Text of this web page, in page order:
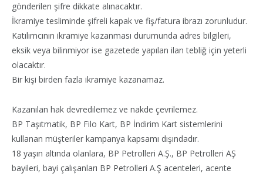
gönderilen şifre dikkate alınacaktır.
İkramiye tesliminde şifreli kapak ve fiş/fatura ibrazı zorunludur.
Katılımcının ikramiye kazanması durumunda adres bilgileri,
eksik veya bilinmiyor ise gazetede yapılan ilan tebliğ için yeterli
olacaktır.
Bir kişi birden fazla ikramiye kazanamaz.
Kazanılan hak devredilemez ve nakde çevrilemez.
BP Taşıtmatik, BP Filo Kart, BP İndirim Kart sistemlerini
kullanan müşteriler kampanya kapsamı dışındadır.
18 yaşın altında olanlara, BP Petrolleri A.Ş., BP Petrolleri AŞ
bayileri, bayi çalışanları BP Petrolleri A.Ş acenteleri, acente